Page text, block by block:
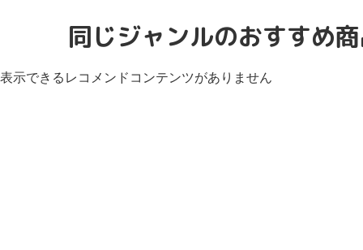
同じジャンルのおすすめ
表示できるレコメンドコンテンツがありません